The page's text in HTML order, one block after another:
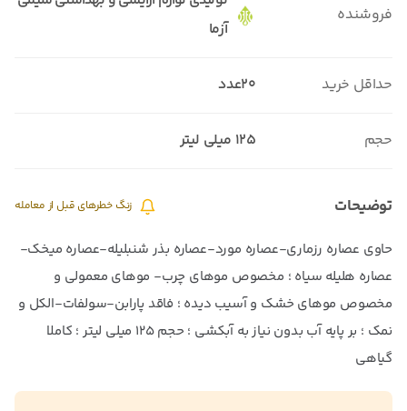
فروشنده
آزما
حداقل خرید 20عدد
حجم 125 میلی لیتر
توضیحات زنگ خطرهای قبل از معامله
حاوی عصاره رزماری-عصاره مورد-عصاره بذر شنبلیله-عصاره میخک-
عصاره هلیله سیاه ؛ مخصوص موهای چرب- موهای معمولی و
مخصوص موهای خشک و آسیب دیده ؛ فاقد پارابن-سولفات-الکل و
نمک ؛ بر پایه آب بدون نیاز به آبکشی ؛ حجم 125 میلی لیتر ؛ کاملا
گیاهی